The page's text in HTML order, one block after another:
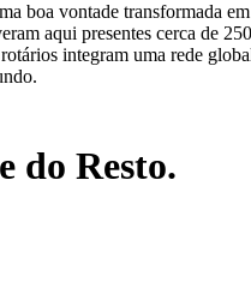
boa vontade transformada
aqui presentes cerca de
integram uma rede
do Resto.